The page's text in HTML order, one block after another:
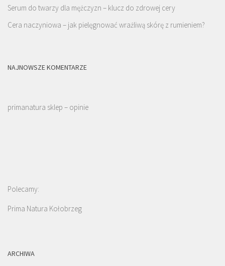
Serum do twarzy dla mężczyzn – klucz do zdrowej cery
Cera naczyniowa – jak pielęgnować wrażliwą skórę z rumieniem?
NAJNOWSZE KOMENTARZE
primanatura sklep – opinie
Polecamy:
Prima Natura Kołobrzeg
ARCHIWA